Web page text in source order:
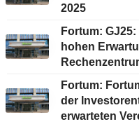
2025
Fortum:
hohen
Fortum:
der
erwarteten